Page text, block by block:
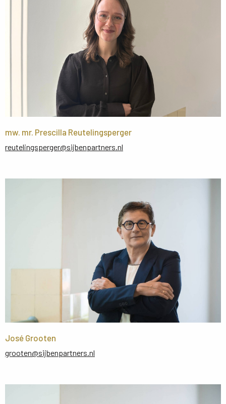
mw. mr. Prescilla Reutelingsperger
reutelingsperger@sijbenpartners.nl
José Grooten
grooten@sijbenpartners.nl